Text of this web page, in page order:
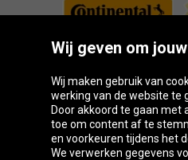
Oponeo-groep
Wij geven om
Wij maken gebruik van
werking van de website te
Door akkoord te gaan met
toe om content af te
en voorkeuren tijdens het
We verwerken gegevens